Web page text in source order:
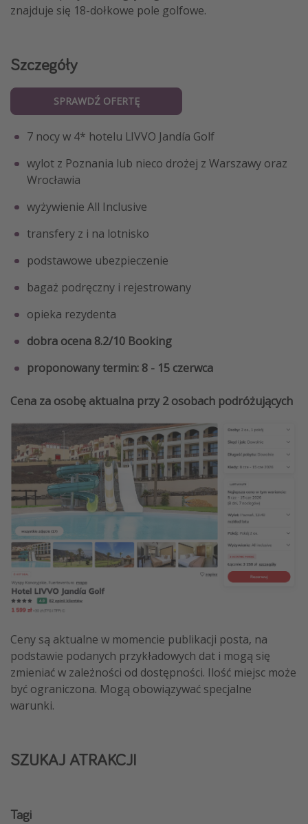
znajduje się 18-dołkowe pole golfowe.
Szczegóły
SPRAWDŹ OFERTĘ
7 nocy w 4* hotelu LIVVO Jandía Golf
wylot z Poznania lub nieco drożej z Warszawy oraz
Wrocławia
wyżywienie All Inclusive
transfery z i na lotnisko
podstawowe ubezpieczenie
bagaż podręczny i rejestrowany
opieka rezydenta
dobra ocena 8.2/10 Booking
proponowany termin: 8 - 15 czerwca
Cena za osobę aktualna przy 2 osobach podróżujących
Ceny są aktualne w momencie publikacji posta, na
podstawie podanych przykładowych dat i mogą się
zmieniać w zależności od dostępności. Ilość miejsc może
być ograniczona. Mogą obowiązywać specjalne
warunki.
SZUKAJ ATRAKCJI
Tagi